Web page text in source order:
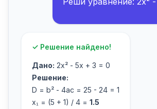
✓ Решение найдено!
Дано: 2x² - 5x + 3 = 0
Решение:
D = b² - 4ac = 25 - 24 = 1
x₁ = (5 + 1) / 4 = 1.5